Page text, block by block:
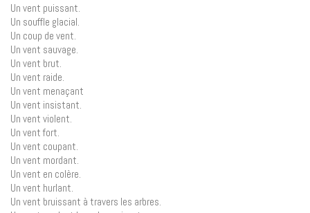
Un vent puissant.
Un souffle glacial.
Un coup de vent.
Un vent sauvage.
Un vent brut.
Un vent raide.
Un vent menaçant
Un vent insistant.
Un vent violent.
Un vent fort.
Un vent coupant.
Un vent mordant.
Un vent en colère.
Un vent hurlant.
Un vent bruissant à travers les arbres.